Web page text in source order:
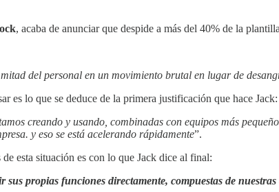
, acaba de anunciar que despide a más del 40% de la
del personal en un movimiento brutal en lugar de
es lo que se deduce de la primera justificación que hace Jack:
creando y usando, combinadas con equipos más
y eso se está acelerando rápidamente”.
esta situación es con lo que Jack dice al final:
propias funciones directamente, compuestas de